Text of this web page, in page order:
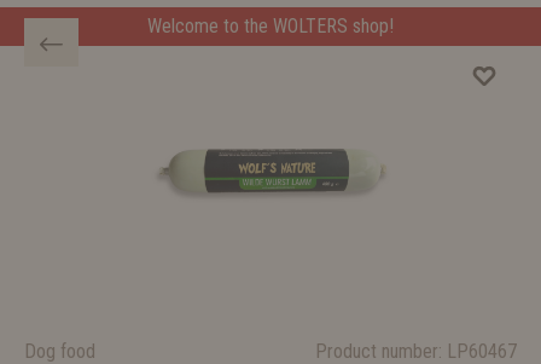
Welcome to the WOLTERS shop!
Dog food Product number: LP60467